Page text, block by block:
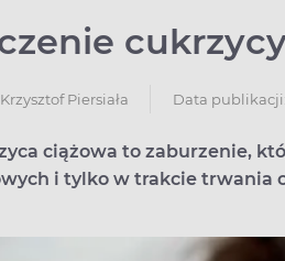
Krzysztof Piersiała Data publikacji:
ciążowa to zaburzenie,
i tylko w trakcie trwania